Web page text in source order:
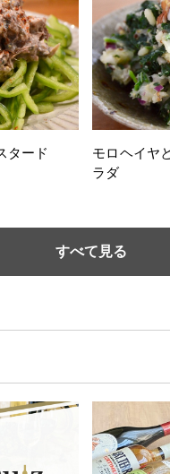
タード
モロヘイヤ
ラダ
すべて見る